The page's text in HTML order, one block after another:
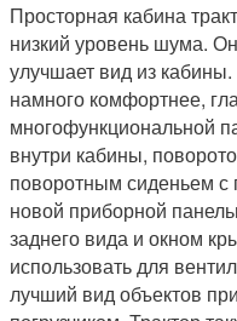
Просторная кабина
низкий уровень шума.
улучшает вид из
намного комфортнее,
многофункциональной
внутри кабины,
поворотным сиденьем с
новой приборной
заднего вида и окном
использовать для
лучший вид объектов